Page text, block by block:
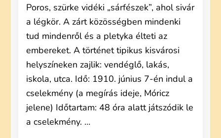
Poros, szürke vidéki „sárfészek”, ahol sivár
a légkör. A zárt közösségben mindenki
tud mindenről és a pletyka élteti az
embereket. A történet tipikus kisvárosi
helyszíneken zajlik: vendéglő, lakás,
iskola, utca. Idő: 1910. június 7-én indul a
cselekmény (a megírás ideje, Móricz
jelene) Időtartam: 48 óra alatt játszódik le
a cselekmény. …